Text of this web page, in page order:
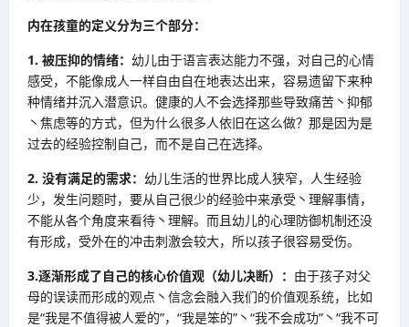
内在孩童的定义分为三个部分：
1. 被压抑的情绪： 幼儿由于语言表达能力不强，对自己的心情
感受，不能像成人一样自由自在地表达出来，容易遗留下来种
种情绪并沉入潜意识。健康的人不会选择那些导致痛苦丶抑郁
丶焦虑等的方式，但为什么很多人依旧在这么做？那是因为是
过去的经验控制自己，而不是自己在选择。
2. 没有满足的需求： 幼儿生活的世界比成人狭窄，人生经验
少，发生问题时，要从自己很少的经验中来承受丶理解事情，
不能从各个角度来看待丶理解。而且幼儿的心理防御机制还没
有形成，受外在的冲击刺激会较大，所以孩子很容易受伤。
3.逐渐形成了自己的核心价值观（幼儿决断）： 由于孩子对父
母的误读而形成的观点丶信念会融入我们的价值观系统，比如
是“我是不值得被人爱的”，“我是笨的”丶“我不会成功”丶“我不可